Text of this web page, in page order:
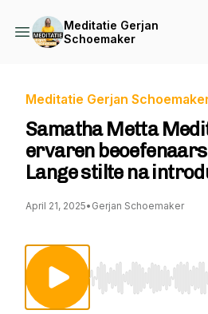
Meditatie Gerjan
Schoemaker
Meditatie Gerjan
Samatha Metta
ervaren beoefenaars
Lange stilte na
April 21, 2025• Gerjan Schoemaker
Use Left/Right to